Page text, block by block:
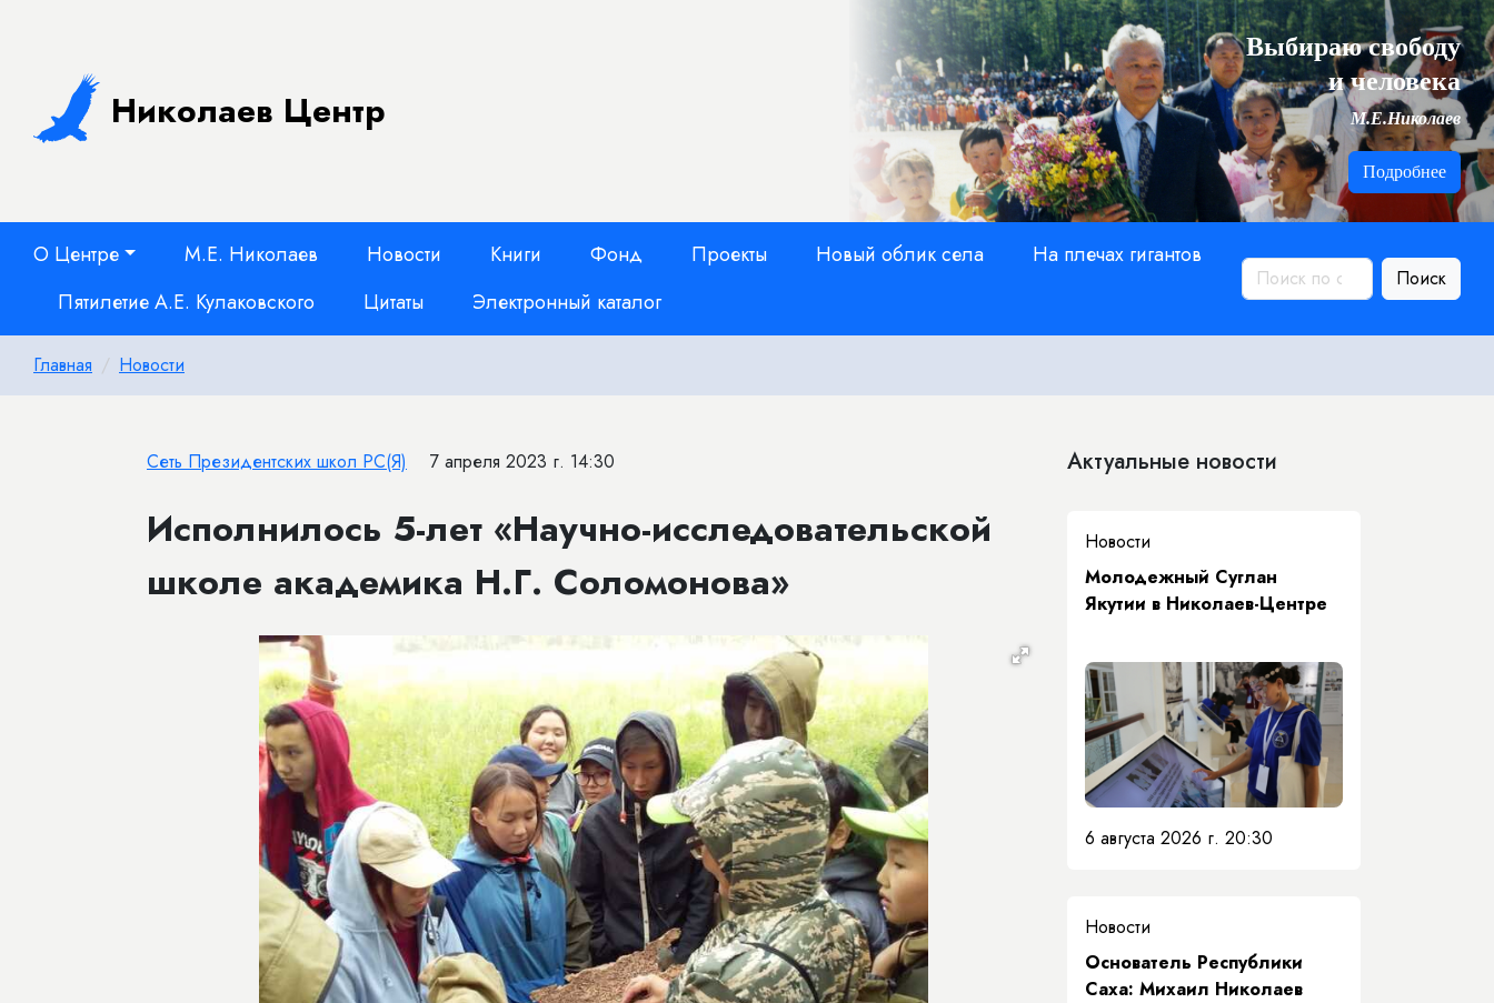
Николаев Центр
Выбираю свободу
и человека
М.Е.Николаев
Подробнее
О Центре М.Е. Николаев Новости Книги Фонд Проекты Новый облик села
На плечах гигантов
Пятилетие А.Е. Кулаковского
Цитаты Электронный каталог
Поиск
Главная Новости
Сеть Президентских школ РС(Я) 7 апреля 2023 г. 14:30
Исполнилось 5-лет «Научно-исследовательской
школе академика Н.Г. Соломонова»
Актуальные новости
Новости
Молодежный Суглан
Якутии в Николаев-Центре
6 августа 2026 г. 20:30
Новости
Основатель Республики
Саха: Михаил Николаев